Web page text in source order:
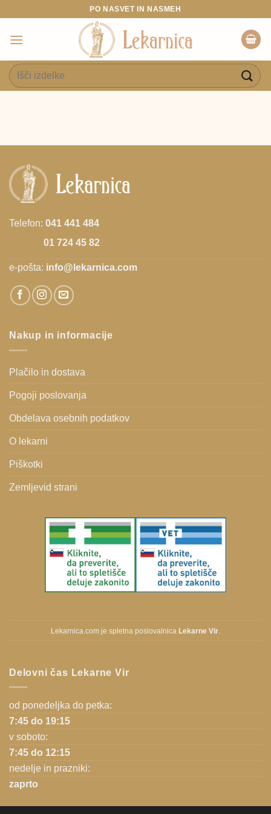
vsebino
PO NASVET IN NASMEH
Išči:
Telefon: 041 441 484
01 724 45 82
e-pošta: info@lekarnica.com
Nakup in informacije
Plačilo in dostava
Pogoji poslovanja
Obdelava osebnih podatkov
O lekarni
Piškotki
Zemljevid strani
Lekarnica.com je spletna poslovalnica Lekarne Vir
Delovni čas Lekarne Vir
od ponedeljka do petka:
7:45 do 19:15
v soboto:
7:45 do 12:15
nedelje in prazniki:
zaprto